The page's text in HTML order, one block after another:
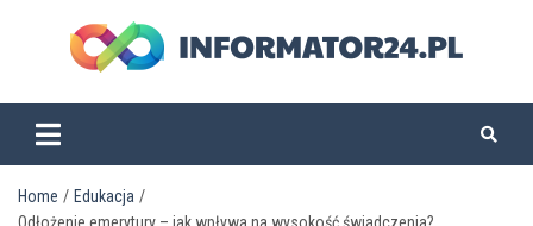
informator24.pl
Home
Edukacja